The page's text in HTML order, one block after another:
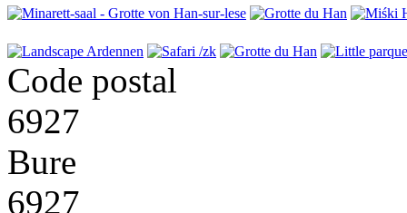
Code postal
6927
Bure
6927